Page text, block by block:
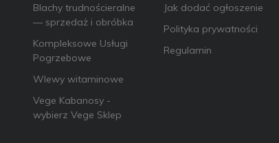
Blachy trudnościeralne
— sprzedaż i obróbka
Kompleksowe Usługi
Pogrzebowe
Wlewy witaminowe
Vege Kabanosy -
wybierz Vege Sklep
Jak dodać ogłoszenie
Polityka prywatności
Regulamin